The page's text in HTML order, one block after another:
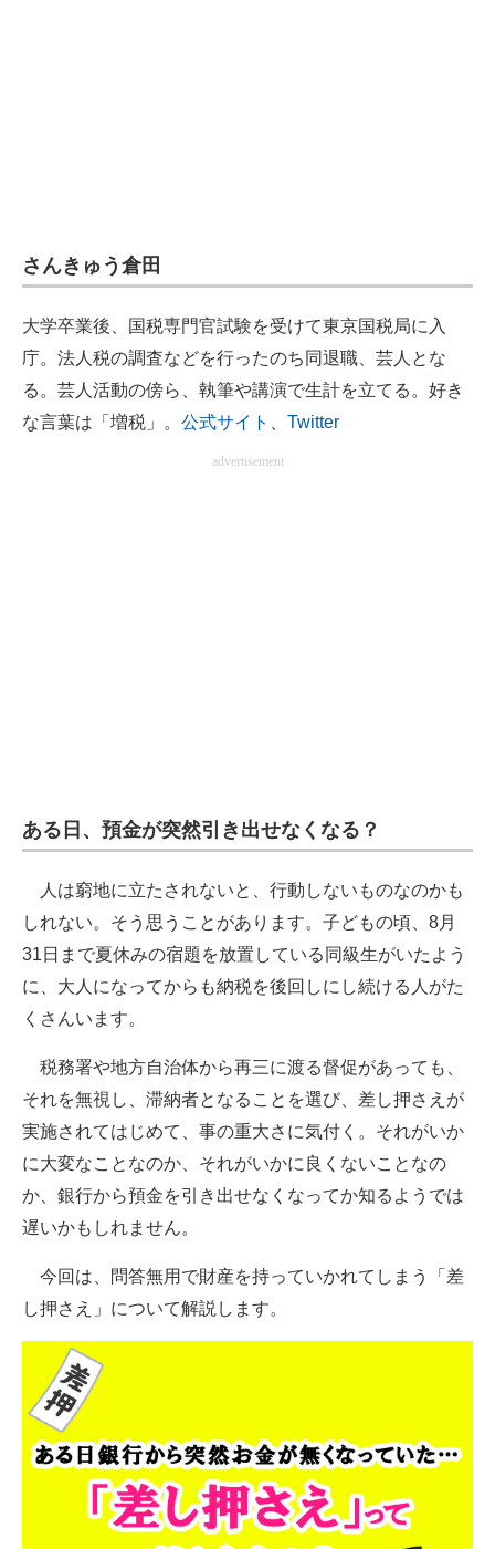
モノづくり技術者専門サイト
電子設計の基本と応用
エネルギーの専門メディア
さんきゅう倉田
大学卒業後、国税専門官試験を受けて東京国税局に入
庁。法人税の調査などを行ったのち同退職、芸人とな
る。芸人活動の傍ら、執筆や講演で生計を立てる。好き
な言葉は「増税」。 公式サイト Twitter
advertisement
ある日、預金が突然引き出せなくなる？
人は窮地に立たされないと、行動しないものなのかも
しれない。そう思うことがあります。子どもの頃、8月
31日まで夏休みの宿題を放置している同級生がいたよう
に、大人になってからも納税を後回しにし続ける人がた
くさんいます。
税務署や地方自治体から再三に渡る督促があっても、
それを無視し、滞納者となることを選び、差し押さえが
実施されてはじめて、事の重大さに気付く。それがいか
に大変なことなのか、それがいかに良くないことなの
か、銀行から預金を引き出せなくなってか知るようでは
遅いかもしれません。
今回は、問答無用で財産を持っていかれてしまう「差
し押さえ」について解説します。